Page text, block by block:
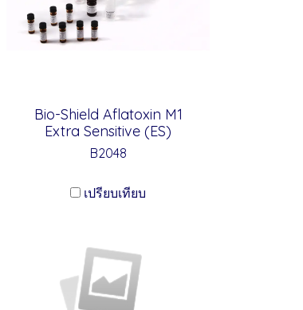
Bio-Shield Aflatoxin M1
Extra Sensitive (ES)
B2048
เปรียบเทียบ